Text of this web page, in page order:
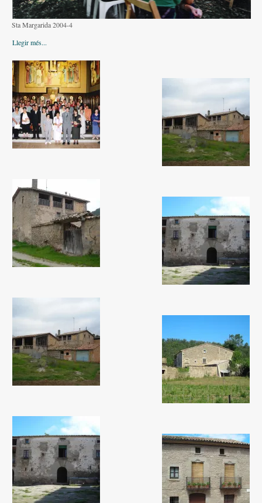
Altres festes
AGENDA
Cases rurals, agroturisme
RUTES
Miradors de la Comarca
Romànic del Lluçanès
Sta Margarida 2004-4
Llegir més...